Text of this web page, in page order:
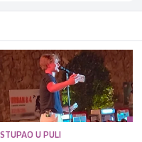
U PULI